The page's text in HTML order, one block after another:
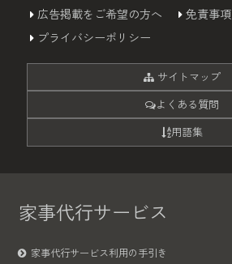
広告掲載をご希望の方へ
免責事項
プライバシーポリシー
サイトマップ
よくある質問
用語集
家事代行サービス
家事代行サービス利用の手引き